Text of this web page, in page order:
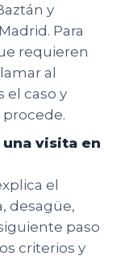
y
Para
requieren
al
el caso y
una visita en
el
desagüe,
paso
criterios y